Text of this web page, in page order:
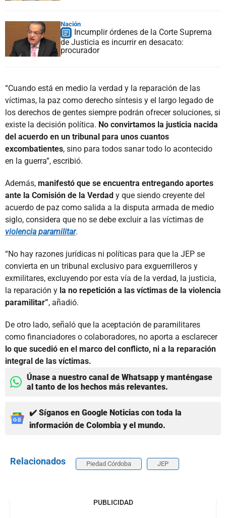
Nación
Incumplir órdenes de la Corte Suprema
de Justicia es incurrir en desacato:
procurador
“Cuando está en medio la verdad y la reparación de las
víctimas, la paz como derecho síntesis y el largo legado de
los derechos de gentes siempre podrán ofrecer soluciones, si
existe la decisión política. No convirtamos la justicia nacida
del acuerdo en un tribunal para unos cuantos
excombatientes, sino para todos sanar todo lo acontecido
en la guerra”, escribió.
Además, manifestó que se encuentra entregando aportes
ante la Comisión de la Verdad y que siendo creyente del
acuerdo de paz como salida a la disputa armada de medio
siglo, considera que no se debe excluir a las víctimas de
violencia paramilitar.
“No hay razones jurídicas ni políticas para que la JEP se
convierta en un tribunal exclusivo para exguerrilleros y
exmilitares, excluyendo por esta vía de la verdad, la justicia,
la reparación y la no repetición a las víctimas de la violencia
paramilitar”, añadió.
De otro lado, señaló que la aceptación de paramilitares
como financiadores o colaboradores, no aporta a esclarecer
lo que sucedió en el marco del conflicto, ni a la reparación
integral de las víctimas.
Únase a nuestro canal de Whatsapp y manténgase
al tanto de los hechos más relevantes.
✔️ Síganos en Google Noticias con toda la
información de Colombia y el mundo.
Relacionados Piedad Córdoba JEP
PUBLICIDAD